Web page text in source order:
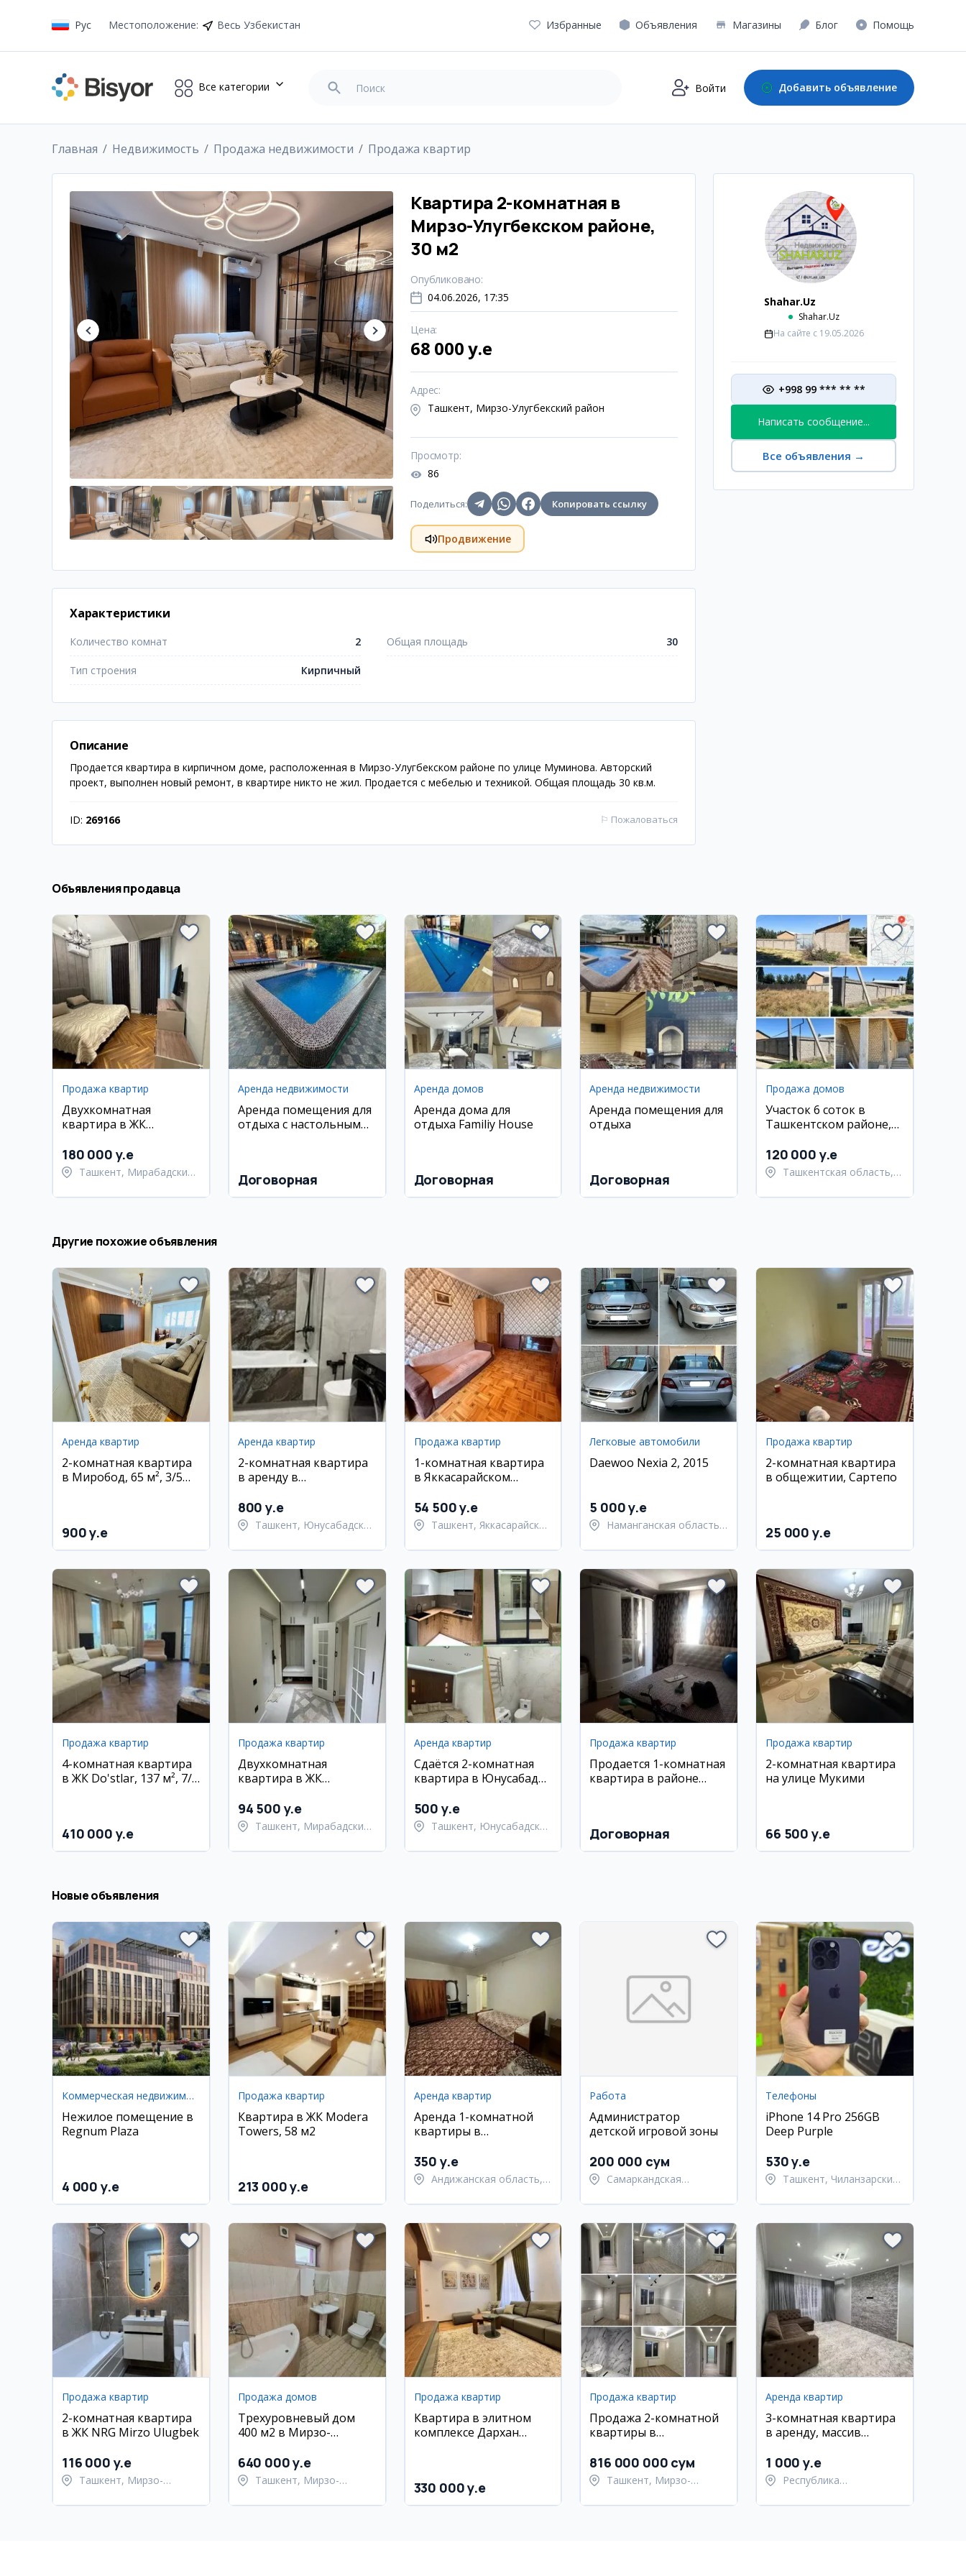
Рус Местоположение: Весь Узбекистан Избранные Объявления Магазины Блог Помощь
Все категории Войти Добавить объявление
Главная Недвижимость Продажа недвижимости Продажа квартир
Квартира 2-комнатная в
Мирзо-Улугбекском районе,
30 м2
Опубликовано:
04.06.2026, 17:35
Цена:
68 000 y.e
Адрес:
Ташкент, Мирзо-Улугбекский район
Просмотр:
86
Поделиться: Копировать ссылку
Продвижение
Характеристики
Количество комнат 2 Общая площадь 30
Тип строения Кирпичный
Описание
Продается квартира в кирпичном доме, расположенная в Мирзо-Улугбекском районе по улице Муминова. Авторский
проект, выполнен новый ремонт, в квартире никто не жил. Продается с мебелью и техникой. Общая площадь 30 кв.м.
ID: 269166 ⚐ Пожаловаться
Shahar.Uz
Shahar.Uz
На сайте с 19.05.2026
+998 99 *** ** **
Написать сообщение...
Все объявления →
Объявления продавца
Продажа квартир
Двухкомнатная
квартира в ЖК
180 000 y.e
Ташкент, Мирабадский
Аренда недвижимости
Аренда помещения для
отдыха с настольным
Договорная
Аренда домов
Аренда дома для
отдыха Familiy House
Договорная
Аренда недвижимости
Аренда помещения для
отдыха
Договорная
Продажа домов
Участок 6 соток в
Ташкентском районе,
120 000 y.e
Ташкентская область,
Другие похожие объявления
Аренда квартир
2-комнатная квартира
в Миробод, 65 м², 3/5
900 y.e
Аренда квартир
2-комнатная квартира
в аренду в
ЖК На Алайском, 45
кв.м.
800 y.e
Ташкент, Юнусабадский
Продажа квартир
1-комнатная квартира
в Яккасарайском
54 500 y.e
Ташкент, Яккасарайский
Легковые автомобили
Daewoo Nexia 2, 2015
5 000 y.e
Наманганская область,
Продажа квартир
2-комнатная квартира
в общежитии, Сартепо
25 000 y.e
Продажа квартир
4-комнатная квартира
в ЖК Do'stlar, 137 м², 7/9
410 000 y.e
Продажа квартир
Двухкомнатная
квартира в ЖК
Мирабадский район
94 500 y.e
Ташкент, Мирабадский
Аренда квартир
Сдаётся 2-комнатная
квартира в Юнусабаде
500 y.e
Ташкент, Юнусабадский
Продажа квартир
Продается 1-комнатная
квартира в районе
Договорная
Продажа квартир
2-комнатная квартира
на улице Мукими
66 500 y.e
Новые объявления
Коммерческая недвижимость
Нежилое помещение в
Regnum Plaza
4 000 y.e
Продажа квартир
Квартира в ЖК Modera
Towers, 58 м2
213 000 y.e
Аренда квартир
Аренда 1-комнатной
квартиры в
350 y.e
Андижанская область,
Работа
Администратор
детской игровой зоны
200 000 сум
Самаркандская
Самаркандский район
Телефоны
iPhone 14 Pro 256GB
Deep Purple
530 y.e
Ташкент, Чиланзарский
Продажа квартир
2-комнатная квартира
в ЖК NRG Mirzo Ulugbek
116 000 y.e
Ташкент, Мирзо-
Продажа домов
Трехуровневый дом
400 м2 в Мирзо-
640 000 y.e
Ташкент, Мирзо-
Продажа квартир
Квартира в элитном
комплексе Дархан
330 000 y.e
Продажа квартир
Продажа 2-комнатной
квартиры в
Улугбекский район
816 000 000 сум
Ташкент, Мирзо-
Аренда квартир
3-комнатная квартира
в аренду, массив
1 000 y.e
Республика
Нукусский район